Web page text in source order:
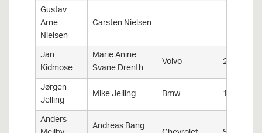
Gustav
Arne
Nielsen
Carsten Nielsen
Jan
Kidmose
Marie Anine
Svane Drenth Volvo
240
Jørgen
Jelling Mike Jelling Bmw
130I
Anders
Andreas Bang